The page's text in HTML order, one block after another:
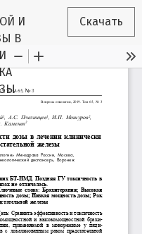
о статье
И
В
Скачать